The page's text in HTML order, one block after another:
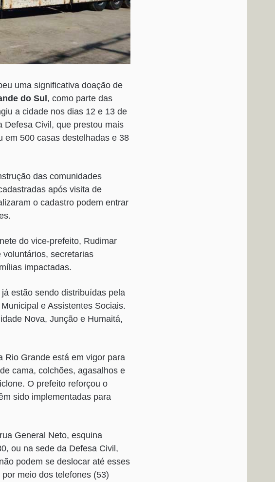
uma significativa doação de
do Sul, como parte das
a cidade nos dias 12 e 13 de
Defesa Civil, que prestou mais
em 500 casas destelhadas e 38
das comunidades
após visita de
o cadastro podem entrar
do vice-prefeito, Rudimar
secretarias
impactadas.
estão sendo distribuídas pela
e Assistentes Sociais.
Nova, Junção e Humaitá,
Rio Grande está em vigor para
cama, colchões, agasalhos e
O prefeito reforçou o
sido implementadas para
General Neto, esquina
ou na sede da Defesa Civil,
podem se deslocar até esses
meio dos telefones (53)